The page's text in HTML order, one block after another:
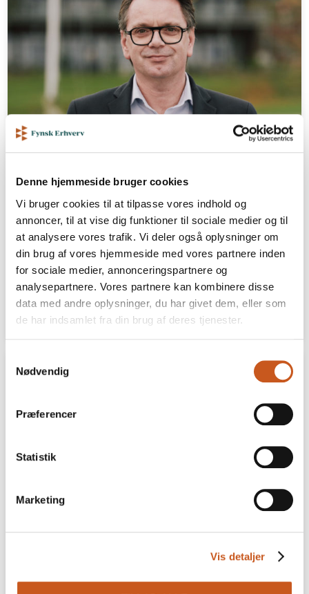
Denne hjemmeside bruger cookies
Vi bruger cookies til at tilpasse vores indhold og
annoncer, til at vise dig funktioner til sociale medier og til
at analysere vores trafik. Vi deler også oplysninger om
din brug af vores hjemmeside med vores partnere inden
for sociale medier, annonceringspartnere og
analysepartnere. Vores partnere kan kombinere disse
data med andre oplysninger, du har givet dem, eller som
de har indsamlet fra din brug af deres tjenester.
Nødvendig
Præferencer
Statistik
Marketing
Vis detaljer
Hotel Christiansminde: Tv-serie skal
løfte Sydfyn hele året
Svendborg Kommunes tv-satsning kan styrke
både turismen, erhvervslivet og det lokale
samarbejde, mener direktør Tom Pedersen
LÆS MERE
Egeskov-direktør: Vi skal give